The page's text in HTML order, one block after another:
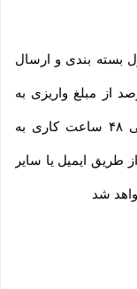
بسته بندی و ارسال
مبلغ پرداخت شده با کسر ۲۰ درصد از مبلغ واریزی به
عنوان هزینه های اداری و مالی طی ۲۴ الی ۴۸ ساعت کاری به
ایمیل یا سایر
شد